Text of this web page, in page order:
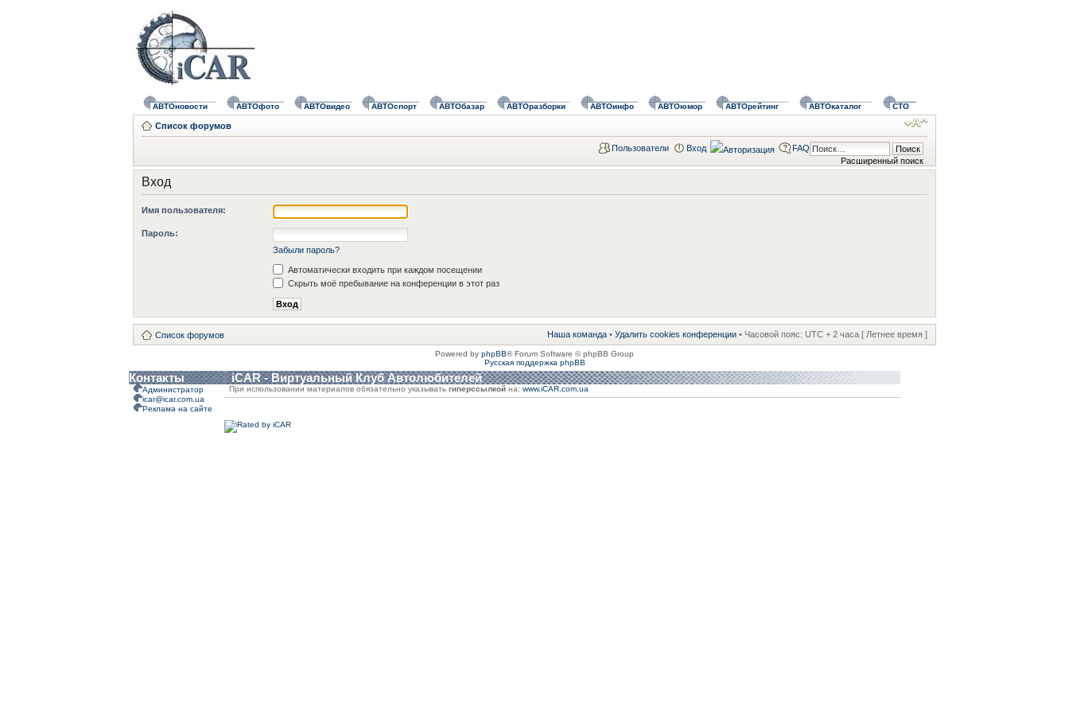
АВТОновости АВТОфото АВТОвидео АВТОспорт АВТОбазар АВТОразборки АВТОинфо АВТОюмор АВТОрейтинг АВТОкаталог СТО
Список форумов
Расширенный поиск
Пользователи Вход FAQ
Вход
Имя пользователя:
Пароль:
Забыли пароль?
Автоматически входить при каждом посещении
Скрыть моё пребывание на конференции в этот раз
Список форумов Наша команда • Удалить cookies конференции • Часовой пояс: UTC + 2 часа [ Летнее время ]
Powered by phpBB® Forum Software © phpBB Group
Русская поддержка phpBB
Контакты iCAR - Виртуальный Клуб Автолюбителей
Администратор
icar@icar.com.ua
Реклама на сайте
При использовании материалов обязательно указывать гиперссылкой на: www.iCAR.com.ua